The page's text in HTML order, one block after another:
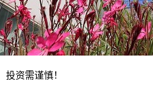
资需谨慎！